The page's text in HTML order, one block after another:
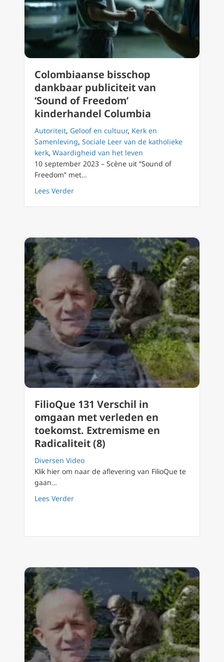
Colombiaanse bisschop
dankbaar publiciteit van
‘Sound of Freedom’
kinderhandel Columbia
Autoriteit, Geloof en cultuur, Kerk en
Samenleving, Sociale Leer van de katholieke
kerk, Waardigheid van het leven
10 september 2023 – Scène uit “Sound of
Freedom” met…
Lees Verderabout Colombiaanse bisschop dankbaar
FilioQue 131 Verschil in
omgaan met verleden en
toekomst. Extremisme en
Radicaliteit (8)
Diversen Video
Klik hier om naar de aflevering van FilioQue te
gaan…
Lees Verderabout FilioQue 131 Verschil in omgaan met